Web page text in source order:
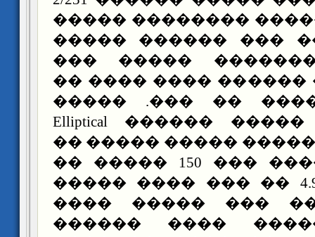
���� �� �������
��� ������� ���
������� ��������
���� �� ��� ������
������ ������ ��
����� ���
Elliptical
����� ���� �����
����� ������� ��� 150 ����� ��
������ 4.991000 �� ��� ���� �����
����� ����� ���
������ ������